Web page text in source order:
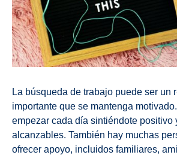
La búsqueda de trabajo puede ser un
importante que se mantenga
empezar cada día sintiéndote positivo
alcanzables. También hay muchas
ofrecer apoyo, incluidos familiares,